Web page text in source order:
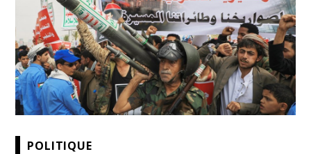
POLITIQUE